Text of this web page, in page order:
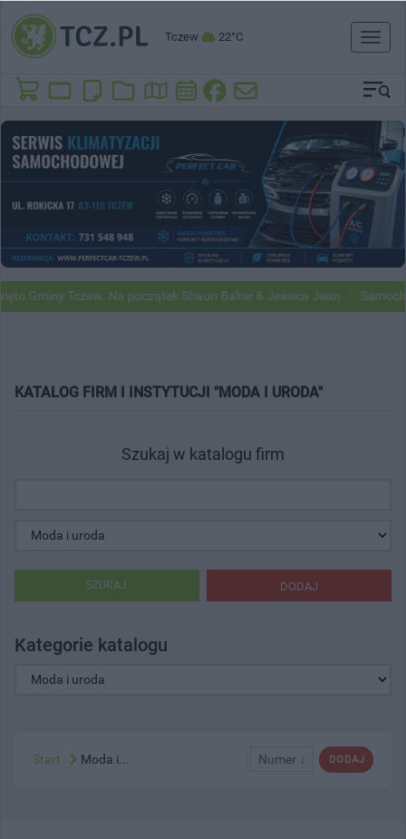
Tczew 22°C
Toggle
Gminy Tczew. Na początek Shaun Baker & Jessica Jean
KATALOG FIRM I INSTYTUCJI "MODA I URODA"
Szukaj w katalogu firm
DODAJ
SZUKAJ
Kategorie katalogu
DODAJ
Numer ↓
Start Moda i...